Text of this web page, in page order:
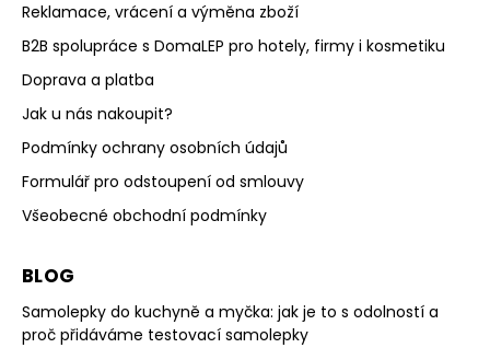
Reklamace, vrácení a výměna zboží
B2B spolupráce s DomaLEP pro hotely, firmy i kosmetiku
Doprava a platba
Jak u nás nakoupit?
Podmínky ochrany osobních údajů
Formulář pro odstoupení od smlouvy
Všeobecné obchodní podmínky
BLOG
Samolepky do kuchyně a myčka: jak je to s odolností a
proč přidáváme testovací samolepky